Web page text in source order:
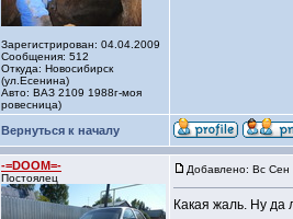
Зарегистрирован: 04.04.2009
Сообщения: 512
Откуда: Новосибирск
(ул.Есенина)
Авто: ВАЗ 2109 1988г-моя
ровесница)
Вернуться к началу
-=DOOM=-
Постоялец
Добавлено: Вс
Какая жаль. Ну да